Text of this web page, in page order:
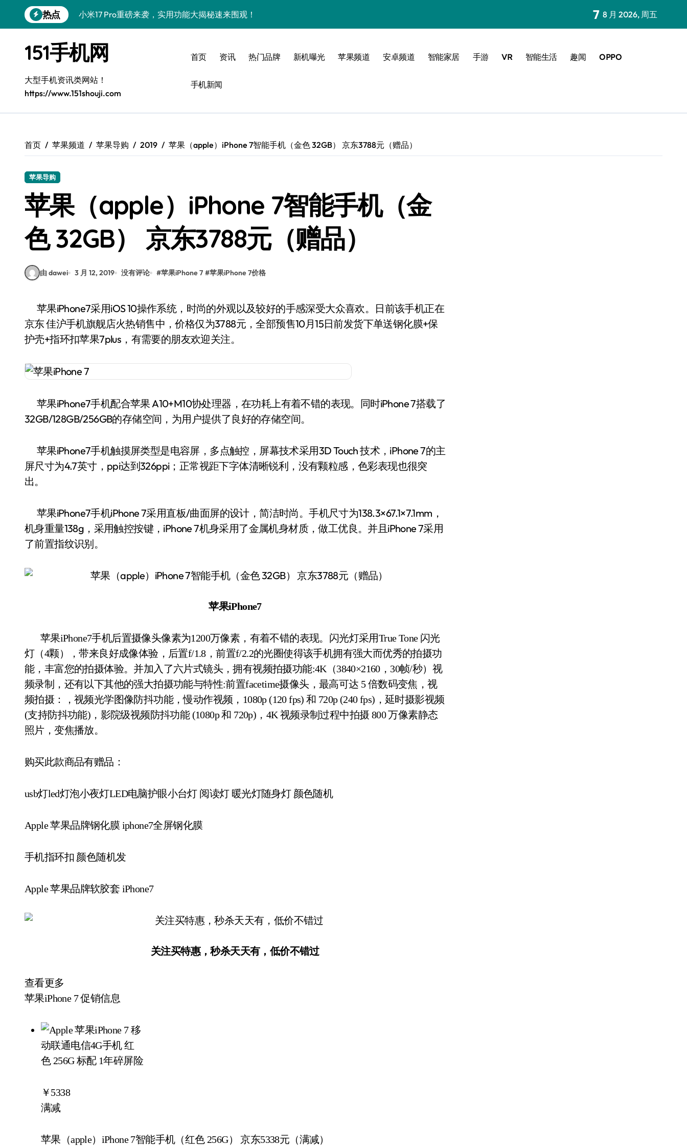
到
热点
三星Galaxy S26震撼来袭，创新科技亮点全揭秘！
S25 Ultra颜值封神！定制主题潮爆登场
Galaxy S25+闪亮登场，这样美秒杀全场！
Galaxy A56 5G登场，时尚旗舰新体验！
7 8 月 2026, 周五
151手机网
大型手机资讯类网站！
https://www.151shouji.com
首页 资讯 热门品牌 新机曝光 苹果频道 安卓频道 智能家居 手游 VR 智能生活 趣闻 OPPO
手机新闻
首页 苹果频道 苹果导购 2019 苹果（apple）iPhone 7智能手机（金色 32GB） 京东3788元（赠品）
苹果导购
苹果（apple）iPhone 7智能手机（金
色 32GB） 京东3788元（赠品）
由 dawei 3 月 12, 2019 没有评论 #苹果iPhone 7 #苹果iPhone 7价格
苹果iPhone7采用iOS 10操作系统，时尚的外观以及较好的手感深受大众喜欢。日前该手机正在
京东 佳沪手机旗舰店火热销售中，价格仅为3788元，全部预售10月15日前发货下单送钢化膜+保
护壳+指环扣苹果7plus，有需要的朋友欢迎关注。
苹果iPhone7手机配合苹果 A10+M10协处理器，在功耗上有着不错的表现。同时iPhone 7搭载了
32GB/128GB/256GB的存储空间，为用户提供了良好的存储空间。
苹果iPhone7手机触摸屏类型是电容屏，多点触控，屏幕技术采用3D Touch 技术，iPhone 7的主
屏尺寸为4.7英寸，ppi达到326ppi；正常视距下字体清晰锐利，没有颗粒感，色彩表现也很突
出。
苹果iPhone7手机iPhone 7采用直板/曲面屏的设计，简洁时尚。手机尺寸为138.3×67.1×7.1mm，
机身重量138g，采用触控按键，iPhone 7机身采用了金属机身材质，做工优良。并且iPhone 7采用
了前置指纹识别。
苹果iPhone7
苹果iPhone7手机后置摄像头像素为1200万像素，有着不错的表现。闪光灯采用True Tone 闪光
灯（4颗），带来良好成像体验，后置f/1.8，前置f/2.2的光圈使得该手机拥有强大而优秀的拍摄功
能，丰富您的拍摄体验。并加入了六片式镜头，拥有视频拍摄功能:4K（3840×2160，30帧/秒）视
频录制，还有以下其他的强大拍摄功能与特性:前置facetime摄像头，最高可达 5 倍数码变焦，视
频拍摄：，视频光学图像防抖功能，慢动作视频，1080p (120 fps) 和 720p (240 fps)，延时摄影视频
(支持防抖功能)，影院级视频防抖功能 (1080p 和 720p)，4K 视频录制过程中拍摄 800 万像素静态
照片，变焦播放。
购买此款商品有赠品：
usb灯led灯泡小夜灯LED电脑护眼小台灯 阅读灯 暖光灯随身灯 颜色随机
Apple 苹果品牌钢化膜 iphone7全屏钢化膜
手机指环扣 颜色随机发
Apple 苹果品牌软胶套 iPhone7
关注买特惠，秒杀天天有，低价不错过
查看更多
苹果iPhone 7促销信息
￥5338
满减
苹果（apple）iPhone 7智能手机（红色 256G） 京东5338元（满减）